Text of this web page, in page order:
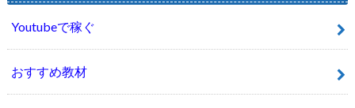
Youtubeで稼ぐ
おすすめ教材